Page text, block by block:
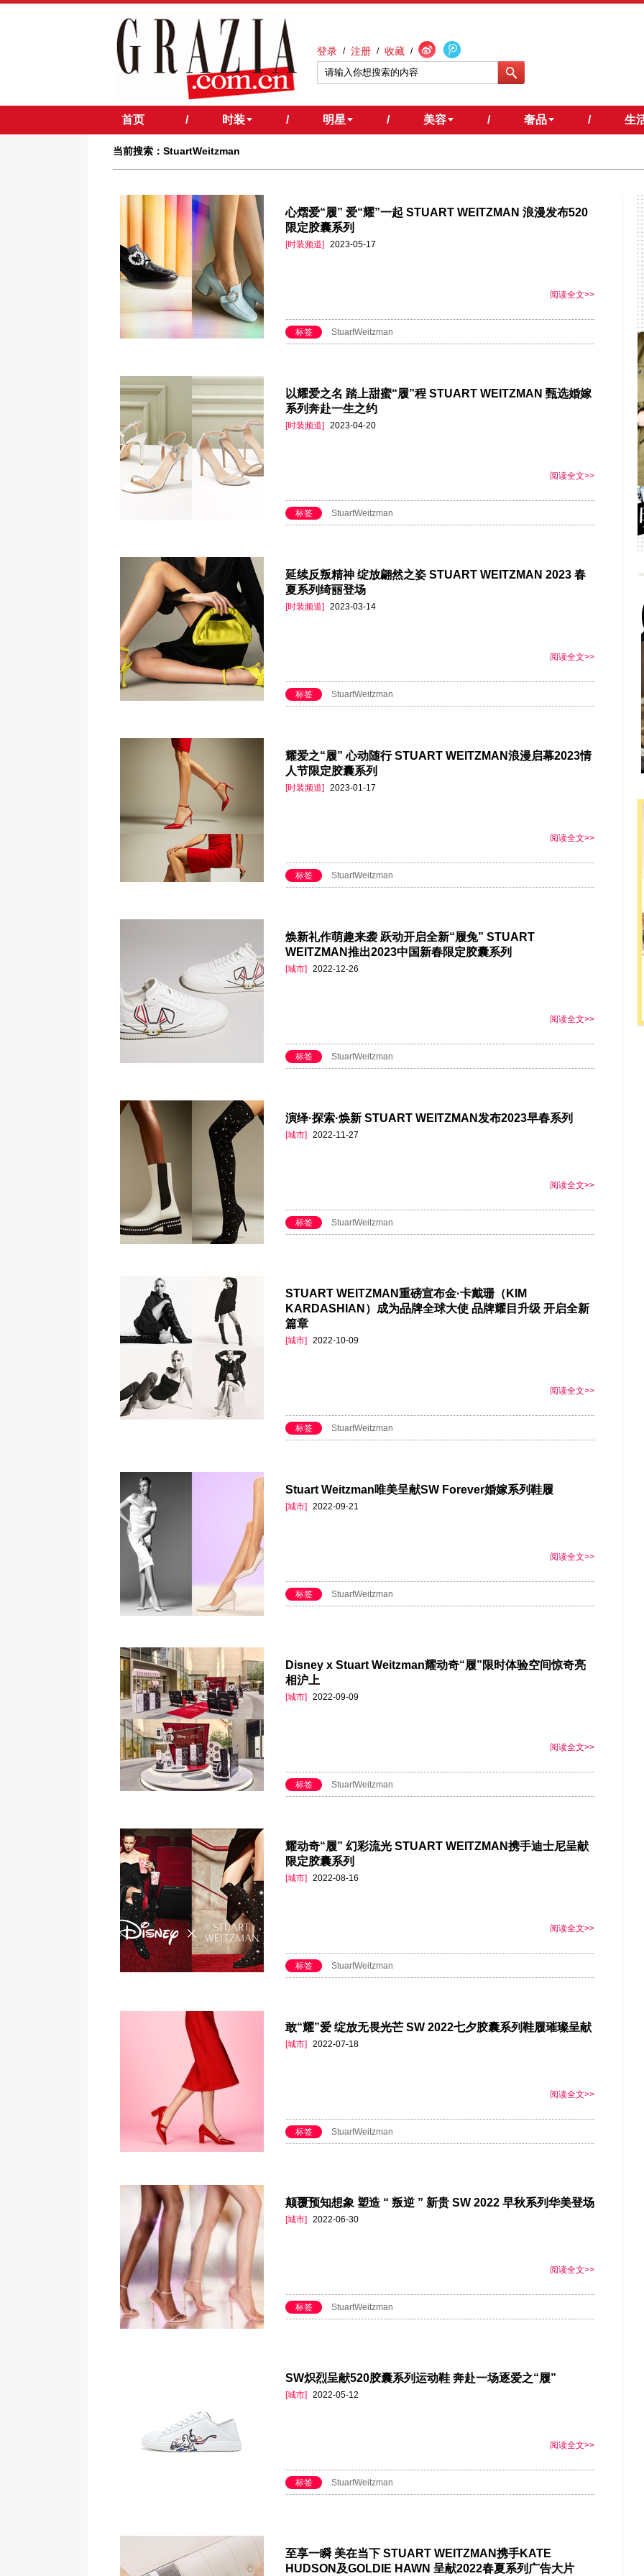
登录 / 注册 / 收藏 /
首页 / 时装 / 明星 / 美容 / 奢品 / 生
当前搜索：StuartWeitzman
心熠爱“履” 爱“耀”一起 STUART WEITZMAN 浪漫发布520
限定胶囊系列
[时装频道] 2023-05-17
阅读全文>>
标签 StuartWeitzman
以耀爱之名 踏上甜蜜“履”程 STUART WEITZMAN 甄选婚嫁
系列奔赴一生之约
[时装频道] 2023-04-20
阅读全文>>
标签 StuartWeitzman
延续反叛精神 绽放翩然之姿 STUART WEITZMAN 2023 春
夏系列绮丽登场
[时装频道] 2023-03-14
阅读全文>>
标签 StuartWeitzman
耀爱之“履” 心动随行 STUART WEITZMAN浪漫启幕2023情
人节限定胶囊系列
[时装频道] 2023-01-17
阅读全文>>
标签 StuartWeitzman
焕新礼作萌趣来袭 跃动开启全新“履兔” STUART
WEITZMAN推出2023中国新春限定胶囊系列
[城市] 2022-12-26
阅读全文>>
标签 StuartWeitzman
演绎·探索·焕新 STUART WEITZMAN发布2023早春系列
[城市] 2022-11-27
阅读全文>>
标签 StuartWeitzman
STUART WEITZMAN重磅宣布金·卡戴珊（KIM
KARDASHIAN）成为品牌全球大使 品牌耀目升级 开启全新
篇章
[城市] 2022-10-09
阅读全文>>
标签 StuartWeitzman
Stuart Weitzman唯美呈献SW Forever婚嫁系列鞋履
[城市] 2022-09-21
阅读全文>>
标签 StuartWeitzman
Disney x Stuart Weitzman耀动奇“履”限时体验空间惊奇亮
相沪上
[城市] 2022-09-09
阅读全文>>
标签 StuartWeitzman
耀动奇“履” 幻彩流光 STUART WEITZMAN携手迪士尼呈献
限定胶囊系列
[城市] 2022-08-16
阅读全文>>
标签 StuartWeitzman
敢“耀”爱 绽放无畏光芒 SW 2022七夕胶囊系列鞋履璀璨呈献
[城市] 2022-07-18
阅读全文>>
标签 StuartWeitzman
颠覆预知想象 塑造 “ 叛逆 ” 新贵 SW 2022 早秋系列华美登场
[城市] 2022-06-30
阅读全文>>
标签 StuartWeitzman
SW炽烈呈献520胶囊系列运动鞋 奔赴一场逐爱之“履”
[城市] 2022-05-12
阅读全文>>
标签 StuartWeitzman
至享一瞬 美在当下 STUART WEITZMAN携手KATE
HUDSON及GOLDIE HAWN 呈献2022春夏系列广告大片